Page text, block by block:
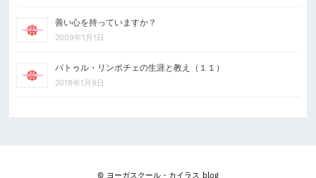
善い心を持っていますか？
2009年1月1日
パトゥル・リンポチェの生涯と教え（１１）
2018年1月9日
© ヨーガスクール・カイラス blog